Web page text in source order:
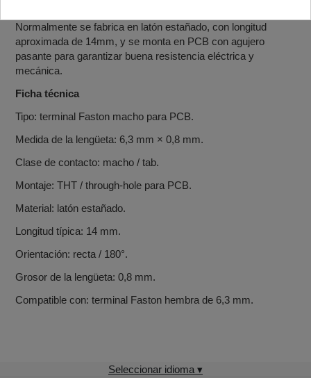
Normalmente se fabrica en latón estañado, con longitud
aproximada de 14mm, y se monta en PCB con agujero
pasante para garantizar buena resistencia eléctrica y
mecánica.
Ficha técnica
Tipo: terminal Faston macho para PCB.
Medida de la lengüeta: 6,3 mm × 0,8 mm.
Clase de contacto: macho / tab.
Montaje: THT / through-hole para PCB.
Material: latón estañado.
Longitud típica: 14 mm.
Orientación: recta / 180°.
Grosor de la lengüeta: 0,8 mm.
Compatible con: terminal Faston hembra de 6,3 mm.
Seleccionar idioma ▾